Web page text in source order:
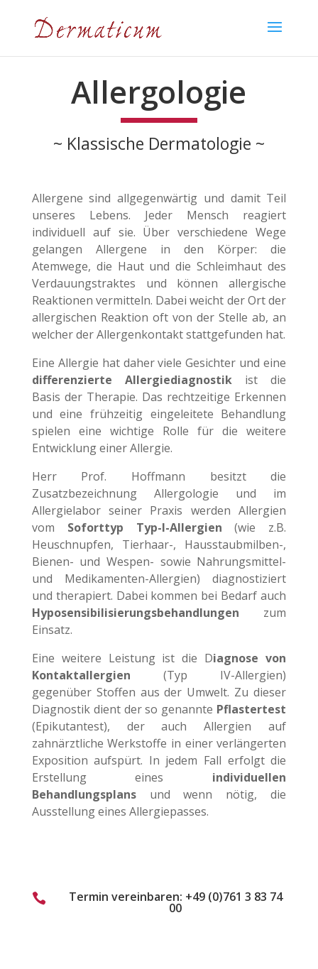
Allergologie
~ Klassische Dermatologie ~
Allergene sind allgegenwärtig und damit Teil
unseres Lebens. Jeder Mensch reagiert
individuell auf sie. Über verschiedene Wege
gelangen Allergene in den Körper: die
Atemwege, die Haut und die Schleimhaut des
Verdauungstraktes und können allergische
Reaktionen vermitteln. Dabei weicht der Ort der
allergischen Reaktion oft von der Stelle ab, an
welcher der Allergenkontakt stattgefunden hat.
Eine Allergie hat daher viele Gesichter und eine
differenzierte Allergiediagnostikist die
Basis der Therapie. Das rechtzeitige Erkennen
und eine frühzeitig eingeleitete Behandlung
spielen eine wichtige Rolle für die weitere
Entwicklung einer Allergie.
Herr Prof. Hoffmann besitzt die
Zusatzbezeichnung Allergologie und im
Allergielabor seiner Praxis werden Allergien
vom Soforttyp Typ-I-Allergien (wie z.B.
Heuschnupfen, Tierhaar-, Hausstaubmilben-,
Bienen- und Wespen- sowie Nahrungsmittel-
und Medikamenten-Allergien) diagnostiziert
und therapiert. Dabei kommen bei Bedarf auch
Hyposensibilisierungsbehandlungen zum
Einsatz.
Eine weitere Leistung ist die Diagnose von
Kontaktallergien (Typ IV-Allergien)
gegenüber Stoffen aus der Umwelt. Zu dieser
Diagnostik dient der so genannte Pflastertest
(Epikutantest), der auch Allergien auf
zahnärztliche Werkstoffe in einer verlängerten
Exposition aufspürt. In jedem Fall erfolgt die
Erstellung eines individuellen
Behandlungsplansund wenn nötig, die
Ausstellung eines Allergiepasses.
 Termin vereinbaren: +49 (0)761 3 83 74
00